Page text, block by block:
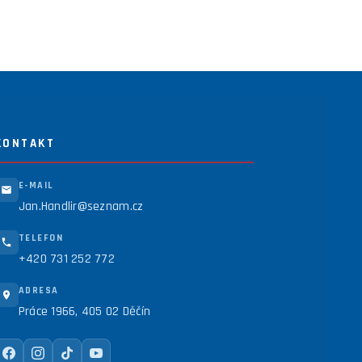
E-MAIL
Jan.Handlir@seznam.cz
TELEFON
+420 731 252 772
ADRESA
Práce 1966, 405 02 Děčín